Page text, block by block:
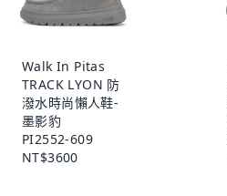
Walk In Pitas
TRACK LYON 防
潑水時尚懶人鞋-
墨影豹
PI2552-609
NT$3600